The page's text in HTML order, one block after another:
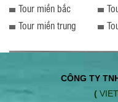
Tour miền bắc
Tour miền trung
CÔNG TY
(